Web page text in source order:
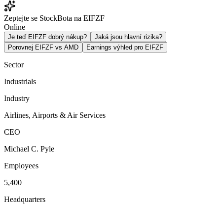
Zeptejte se StockBota na EIFZF
Online
Je teď EIFZF dobrý nákup?
Jaká jsou hlavní rizika?
Porovnej EIFZF vs AMD
Earnings výhled pro EIFZF
Sector
Industrials
Industry
Airlines, Airports & Air Services
CEO
Michael C. Pyle
Employees
5,400
Headquarters